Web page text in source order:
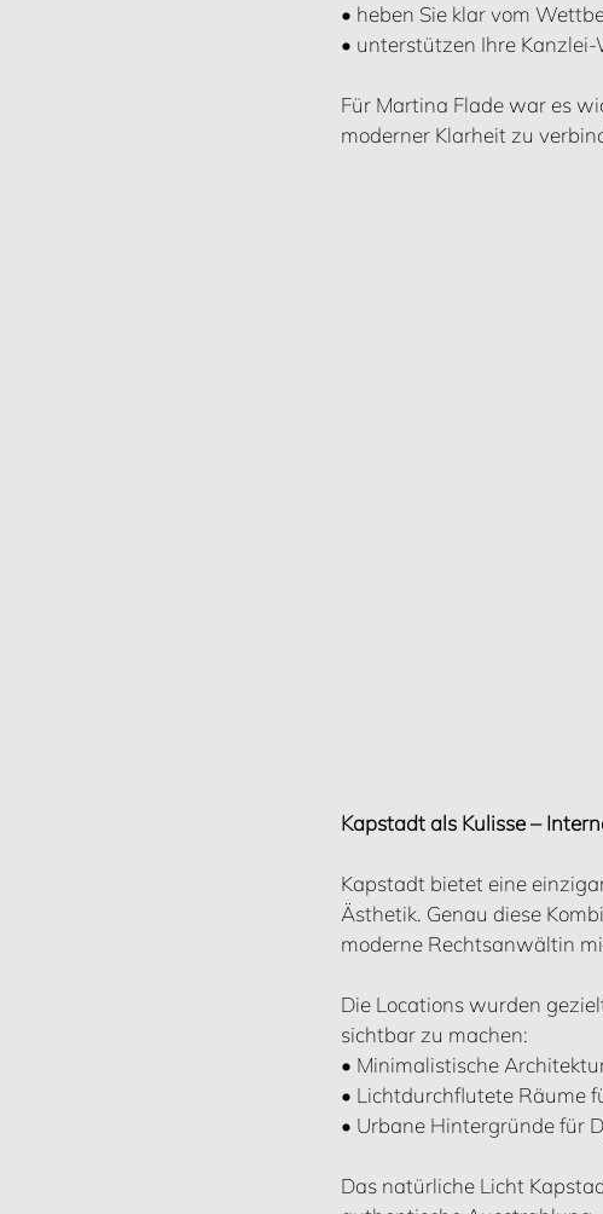
• heben Sie klar vom
• unterstützen Ihre
Für Martina Flade war es
moderner Klarheit zu
Kapstadt als Kulisse –
Kapstadt bietet eine
Ästhetik. Genau diese
moderne Rechtsanwältin
Die Locations wurden
sichtbar zu machen:
• Minimalistische
• Lichtdurchflutete Räume
• Urbane Hintergründe für
Das natürliche Licht